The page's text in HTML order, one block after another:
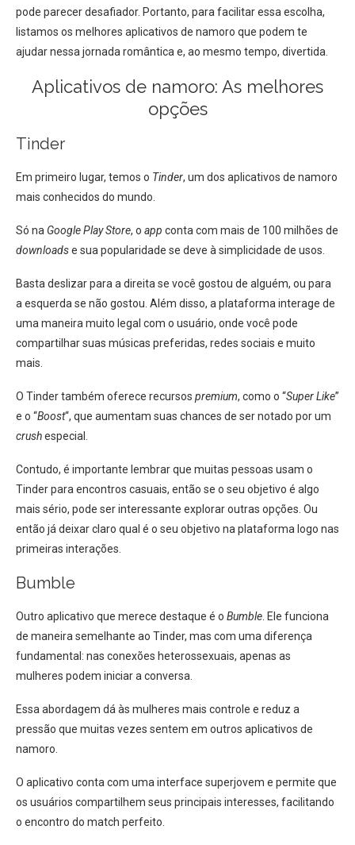
pode parecer desafiador. Portanto, para facilitar essa escolha,
listamos os melhores aplicativos de namoro que podem te
ajudar nessa jornada romântica e, ao mesmo tempo, divertida.
Aplicativos de namoro: As melhores
opções
Tinder
Em primeiro lugar, temos o Tinder, um dos aplicativos de namoro
mais conhecidos do mundo.
Só na Google Play Store, o app conta com mais de 100 milhões de
downloadse sua popularidade se deve à simplicidade de usos.
Basta deslizar para a direita se você gostou de alguém, ou para
a esquerda se não gostou. Além disso, a plataforma interage de
uma maneira muito legal com o usuário, onde você pode
compartilhar suas músicas preferidas, redes sociais e muito
mais.
O Tinder também oferece recursos premium, como o “Super Like”
e o “Boost“, que aumentam suas chances de ser notado por um
crushespecial.
Contudo, é importante lembrar que muitas pessoas usam o
Tinder para encontros casuais, então se o seu objetivo é algo
mais sério, pode ser interessante explorar outras opções. Ou
então já deixar claro qual é o seu objetivo na plataforma logo nas
primeiras interações.
Bumble
Outro aplicativo que merece destaque é o Bumble . Ele funciona
de maneira semelhante ao Tinder, mas com uma diferença
fundamental: nas conexões heterossexuais, apenas as
mulheres podem iniciar a conversa.
Essa abordagem dá às mulheres mais controle e reduz a
pressão que muitas vezes sentem em outros aplicativos de
namoro.
O aplicativo conta com uma interface superjovem e permite que
os usuários compartilhem seus principais interesses, facilitando
o encontro do match perfeito.